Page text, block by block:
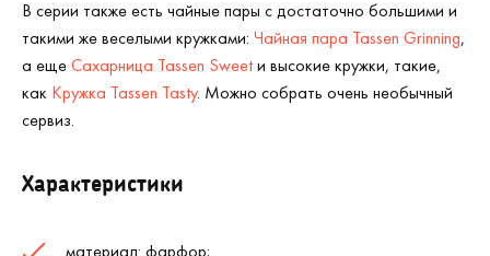
В серии также есть чайные пары с достаточно большими и
такими же веселыми кружками: Чайная пара Tassen Grinning,
а ещеСахарница Tassen Sweetи высокие кружки, такие,
как Кружка Tassen Tasty. Можно собрать очень необычный
сервиз.
Характеристики
материал: фарфор;